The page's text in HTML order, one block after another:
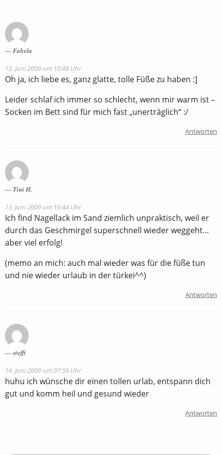
Fabela
13. Juni 2009 um 10:48 Uhr
Oh ja, ich liebe es, ganz glatte, tolle Füße zu haben :]
Leider schlaf ich immer so schlecht, wenn mir warm ist –
Socken im Bett sind für mich fast „unerträglich“ :/
Antworten
Tini H.
13. Juni 2009 um 16:44 Uhr
Ich find Nagellack im Sand ziemlich unpraktisch, weil er
durch das Geschmirgel superschnell wieder weggeht…
aber viel erfolg!
(memo an mich: auch mal wieder was für die füße tun
und nie wieder urlaub in der türkei^^)
Antworten
steffi
14. Juni 2009 um 07:56 Uhr
huhu ich wünsche dir einen tollen urlab, entspann dich
gut und komm heil und gesund wieder
Antworten